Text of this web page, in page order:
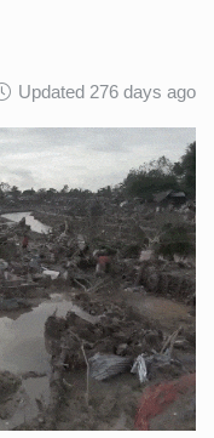
Updated 276 days ago